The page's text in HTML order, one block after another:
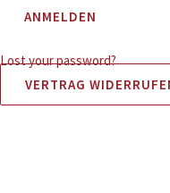
Lost your password?
VERTRAG